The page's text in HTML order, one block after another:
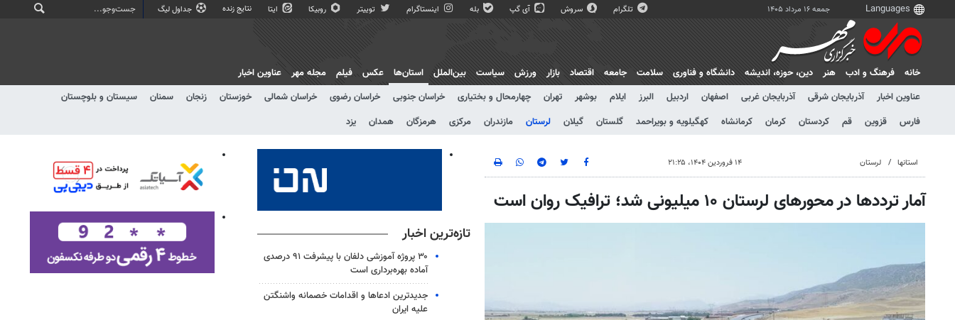
جمعه ۱۶ مرداد ۱۴۰۵ تلگرام سروش آی گپ بله اینستاگرام توییتر روبیکا ایتا نتایج زنده جداول لیگ
خانه فرهنگ و ادب هنر دين، حوزه، انديشه دانشگاه و فناوری سلامت جامعه اقتصاد بازار ورزش سیاست بین‌الملل
استان‌ها
عناوین اخبار
آذربایجان شرقی آذربایجان غربی اصفهان اردبیل البرز ایلام بوشهر تهران چهارمحال و بختیاری خراسان جنوبی خراسان رضوی خراسان شمالی خوزستان زنجان سمنان
سیستان و بلوچستان
فارس
قزوین قم کردستان کرمان کرمانشاه کهگیلویه و بویراحمد گلستان گیلان لرستان مازندران مرکزی هرمزگان همدان یزد
عکس فیلم مجله مهر عناوین اخبار
استانها لرستان ۱۴ فروردین ۱۴۰۴، ۲۱:۲۵
آمار ترددها در محورهای لرستان ۱۰ میلیونی شد؛ ترافیک روان است
تازه‌ترین اخبار
۳۰ پروژه آموزشی دلفان با پیشرفت ۹۱ درصدی
آماده بهره‌برداری است
جدیدترین ادعاها و اقدامات خصمانه واشنگتن
علیه ایران